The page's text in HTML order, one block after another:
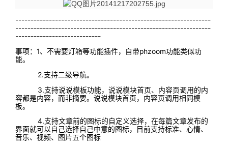
----------------------------------------------------------------
----------------------------------------------------------------
----------------------------
事项：1、不需要灯箱等功能插件，自带phzoom功能类似功
能。
2.支持二级导航。
3.支持说说模板功能，说说模块首页、内容页调用的内
容都是内容，而非摘要。说说模块首页，内容页调用相同模
板。
4.支持文章前的图标的自定义选择，在每篇文章发布的
界面就可以自己选择自己中意的图标，目前支持标准、心情、
音乐、视频、图片五个图标